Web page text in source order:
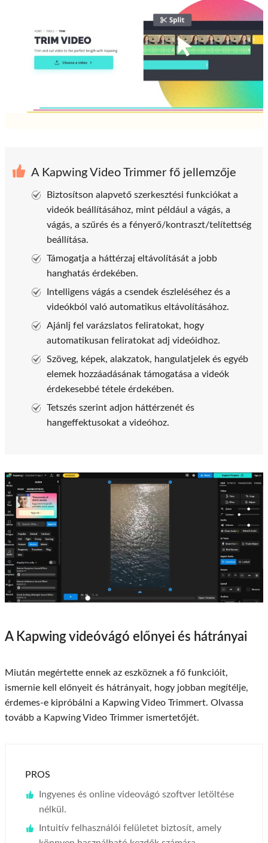
A Kapwing Video Trimmer fő jellemzője
Biztosítson alapvető szerkesztési funkciókat a
videók beállításához, mint például a vágás, a
vágás, a szűrés és a fényerő/kontraszt/telítettség
beállítása.
Támogatja a háttérzaj eltávolítását a jobb
hanghatás érdekében.
Intelligens vágás a csendek észleléséhez és a
videókból való automatikus eltávolításához.
Ajánlj fel varázslatos feliratokat, hogy
automatikusan feliratokat adj videóidhoz.
Szöveg, képek, alakzatok, hangulatjelek és egyéb
elemek hozzáadásának támogatása a videók
érdekesebbé tétele érdekében.
Tetszés szerint adjon háttérzenét és
hangeffektusokat a videóhoz.
A Kapwing videóvágó előnyei és hátrányai
Miután megértette ennek az eszköznek a fő funkcióit,
ismernie kell előnyeit és hátrányait, hogy jobban megítélje,
érdemes-e kipróbálni a Kapwing Video Trimmert. Olvassa
tovább a Kapwing Video Trimmer ismertetőjét.
PROS
Ingyenes és online videovágó szoftver letöltése
nélkül.
Intuitív felhasználói felületet biztosít, amely